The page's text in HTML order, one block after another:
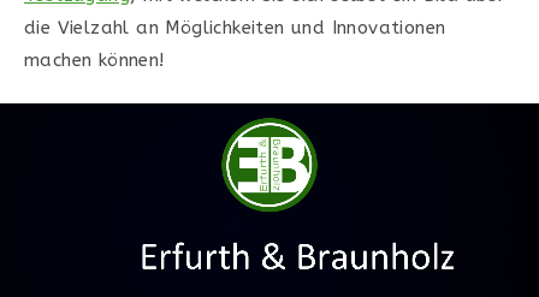
die Vielzahl an Möglichkeiten und Innovationen
machen können!